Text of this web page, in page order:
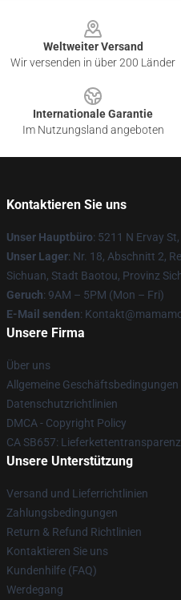
Weltweiter Versand
Wir versenden in über 200 Länder
Internationale Garantie
Im Nutzungsland angeboten
Kontaktieren Sie uns
Unser Hauptbüro: 5211 N Ervay
Unser Lager: Nr. 18, Abschnitt 2,
Sichuan, Stadt Baotou, Provinz
Geruch: 9AM – 5PM (Mon – Fri)
E-Mail senden:
Unsere Firma
Über uns
Allgemeine Geschäftsbedingungen
Datenschutzrichtlinien
DMCA - Copyright Policy
CA SB657:
Unsere Unterstützung
Versand und Lieferrichtlinien
Zahlungsbedingungen
Return & Refund Richtlinien
Kontaktieren Sie uns
Kundenhilfe (FAQ)
Werdegang